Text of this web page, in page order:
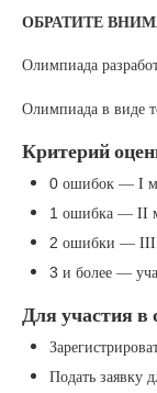
ОБРАТИТЕ
Олимпиада
Олимпиада в виде
Критерий
0ошибок — I
1 ошибка — II
2 ошибки — III
3 и более —
Для участия в
Подать заявку